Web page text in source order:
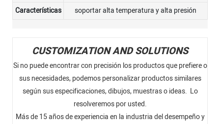
Características soportar alta temperatura y alta presión
CUSTOMIZATION AND SOLUTIONS
Si no puede encontrar con precisión los productos que prefiere o
sus necesidades, podemos personalizar productos similares
según sus especificaciones, dibujos, muestras o ideas. Lo
resolveremos por usted.
Más de 15 años de experiencia en la industria del desempeño y